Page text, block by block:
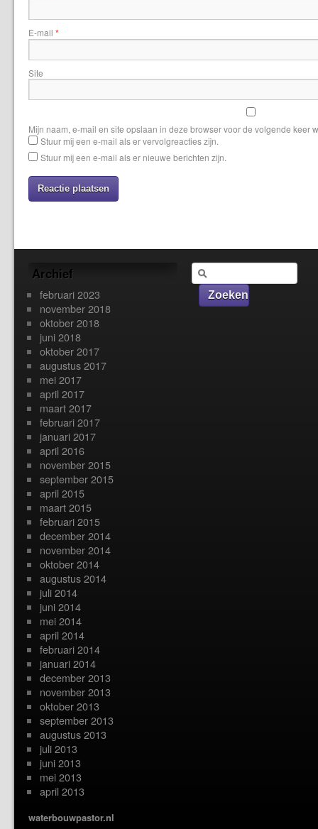
E-mail *
Site
Mijn naam, e-mail en site opslaan in deze browser voor de volgende keer
Stuur mij een e-mail als er vervolgreacties zijn.
Stuur mij een e-mail als er nieuwe berichten zijn.
Archief
februari 2023
november 2018
oktober 2018
juni 2018
oktober 2017
augustus 2017
mei 2017
april 2017
maart 2017
februari 2017
januari 2017
april 2016
november 2015
september 2015
april 2015
maart 2015
februari 2015
december 2014
november 2014
oktober 2014
augustus 2014
juli 2014
juni 2014
mei 2014
april 2014
februari 2014
januari 2014
december 2013
november 2013
oktober 2013
september 2013
augustus 2013
juli 2013
juni 2013
mei 2013
april 2013
waterbouwpastor.nl